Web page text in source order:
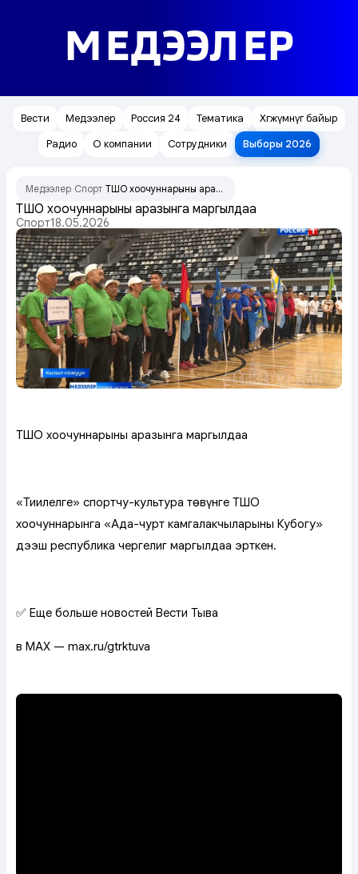
МЕДЭЭЛЕР
Вести Медээлер Россия 24 Тематика
Хөгжүмнүг байыр
Радио
О компании Сотрудники Выборы 2026
Медээлер Спорт ТШО хоочуннарының аразынга маргылдаа
ТШО хоочуннарының аразынга маргылдаа
Спорт18.05.2026
ТШО хоочуннарының аразынга маргылдаа
«Тиилелге» спортчу-культура төвүнге ТШО
хоочуннарынга «Ада-чурт камгалакчыларының Кубогу»
дээш республика чергелиг маргылдаа эрткен.
✅ Еще больше новостей Вести Тыва
в MAX — max.ru/gtrktuva